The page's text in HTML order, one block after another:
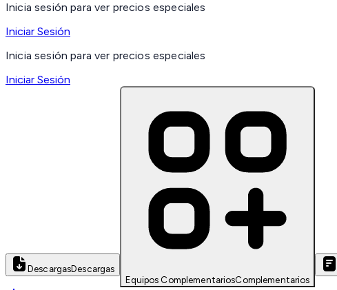
Inicia sesión para ver precios especiales
Iniciar Sesión
Inicia sesión para ver precios especiales
Iniciar Sesión
DescargasDescargas
Equipos ComplementariosComplementarios